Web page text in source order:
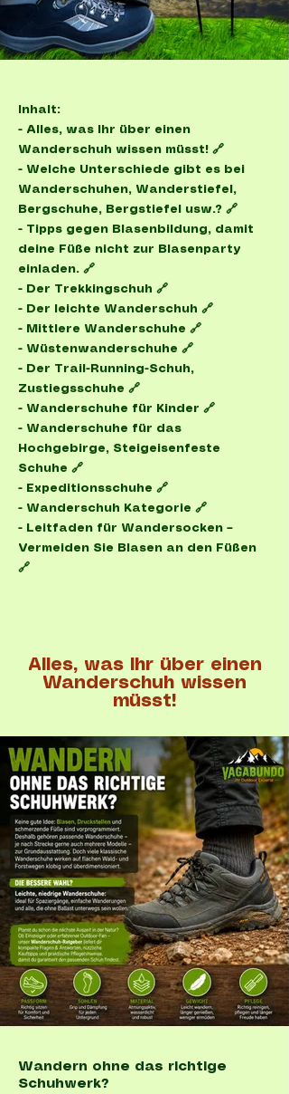
Inhalt:
- Alles, was Ihr über einen
Wanderschuh wissen müsst! 🔗
- Welche Unterschiede gibt es bei
Wanderschuhen, Wanderstiefel,
Bergschuhe, Bergstiefel usw.? 🔗
- Tipps gegen Blasenbildung, damit
deine Füße nicht zur Blasenparty
einladen. 🔗
- Der Trekkingschuh 🔗
- Der leichte Wanderschuh 🔗
- Mittlere Wanderschuhe 🔗
- Wüstenwanderschuhe 🔗
- Der Trail-Running-Schuh,
Zustiegsschuhe 🔗
- Wanderschuhe für Kinder 🔗
- Wanderschuhe für das
Hochgebirge, Steigeisenfeste
Schuhe 🔗
- Expeditionsschuhe 🔗
- Wanderschuh Kategorie 🔗
- Leitfaden für Wandersocken –
Vermeiden Sie Blasen an den Füßen
🔗
Alles, was Ihr über einen
Wanderschuh wissen
müsst!
Wandern ohne das richtige
Schuhwerk?